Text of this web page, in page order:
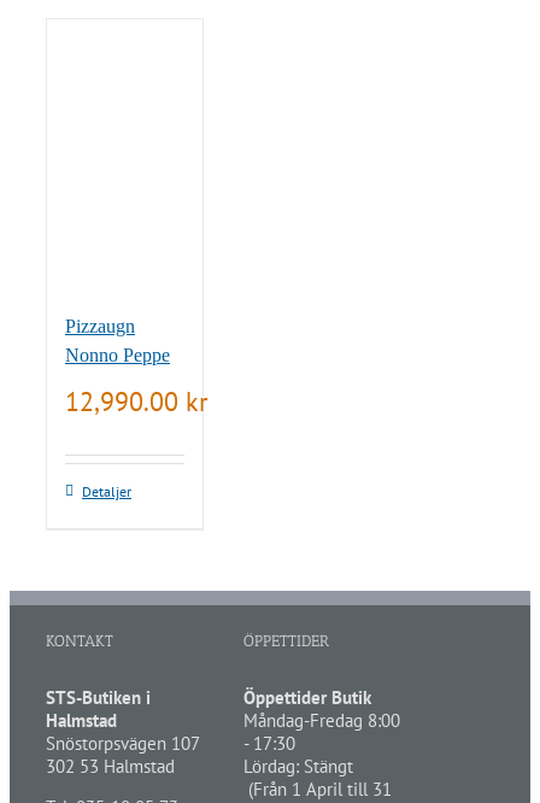
Pizzaugn
Nonno Peppe
12,990.00 kr
Detaljer
KONTAKT
STS-Butiken i
Halmstad
Snöstorpsvägen 107
302 53 Halmstad
ÖPPETTIDER
Öppettider Butik
Måndag-Fredag 8:00
- 17:30
Lördag: Stängt
(Från 1 April till 31